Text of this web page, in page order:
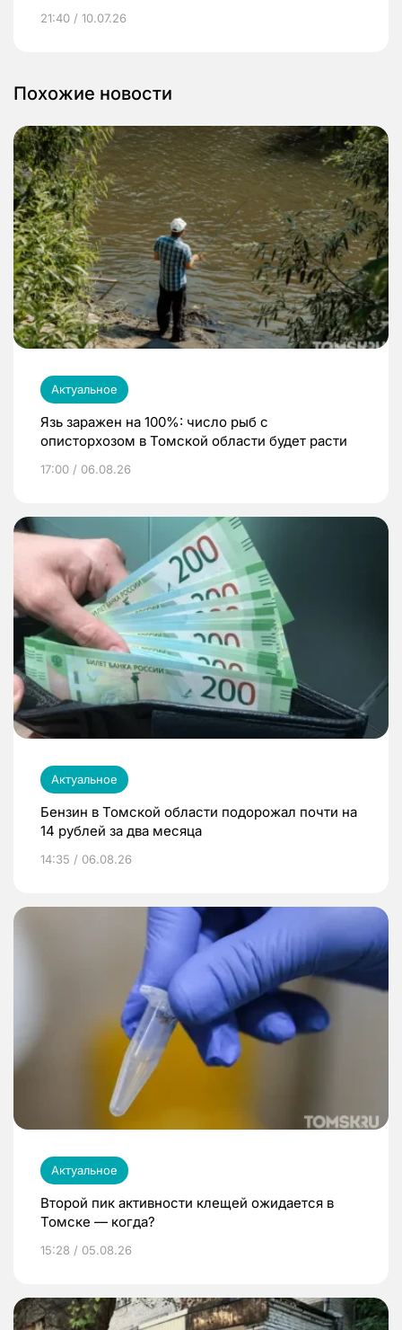
21:40 / 10.07.26
Похожие новости
Актуальное
Язь заражен на 100%: число рыб с
описторхозом в Томской области будет расти
17:00 / 06.08.26
Актуальное
Бензин в Томской области подорожал почти на
14 рублей за два месяца
14:35 / 06.08.26
Актуальное
Второй пик активности клещей ожидается в
Томске — когда?
15:28 / 05.08.26